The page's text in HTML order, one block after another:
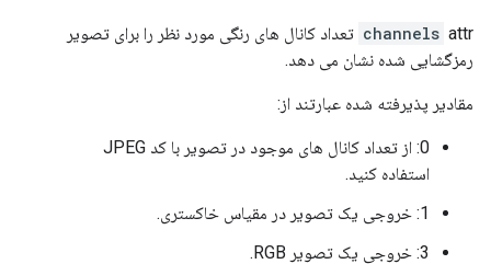
channels attr تعداد کانال های رنگی مورد نظر را برای تصویر
رمزگشایی شده نشان می دهد.
مقادیر پذیرفته شده عبارتند از:
0: از تعداد کانال های موجود در تصویر با کد JPEG
استفاده کنید.
1: خروجی یک تصویر در مقیاس خاکستری.
3: خروجی یک تصویر RGB.